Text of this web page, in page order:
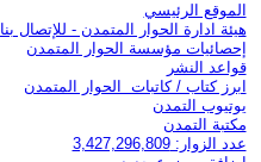
الموقع الرئيسي
هيئة ادارة الحوار المتمدن - للإتصال بنا
إحصائيات مؤسسة الحوار المتمدن
قواعد النشر
ابرز كتاب / كاتبات الحوار المتمدن
يوتيوب التمدن
مكتبة التمدن
عدد الزوار: 3,427,296,809